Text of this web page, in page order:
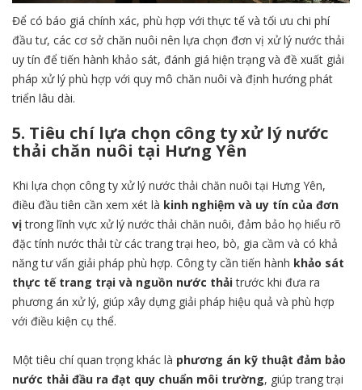
Để có báo giá chính xác, phù hợp với thực tế và tối ưu chi phí
đầu tư, các cơ sở chăn nuôi nên lựa chọn đơn vị xử lý nước thải
uy tín để tiến hành khảo sát, đánh giá hiện trạng và đề xuất giải
pháp xử lý phù hợp với quy mô chăn nuôi và định hướng phát
triển lâu dài.
5. Tiêu chí lựa chọn công ty xử lý nước
thải chăn nuôi tại Hưng Yên
Khi lựa chọn công ty xử lý nước thải chăn nuôi tại Hưng Yên,
điều đầu tiên cần xem xét là kinh nghiệm và uy tín của đơn
vịtrong lĩnh vực xử lý nước thải chăn nuôi, đảm bảo họ hiểu rõ
đặc tính nước thải từ các trang trại heo, bò, gia cầm và có khả
năng tư vấn giải pháp phù hợp. Công ty cần tiến hành khảo sát
thực tế trang trại và nguồn nước thảitrước khi đưa ra
phương án xử lý, giúp xây dựng giải pháp hiệu quả và phù hợp
với điều kiện cụ thể.
Một tiêu chí quan trọng khác là phương án kỹ thuật đảm bảo
nước thải đầu ra đạt quy chuẩn môi trường, giúp trang trại